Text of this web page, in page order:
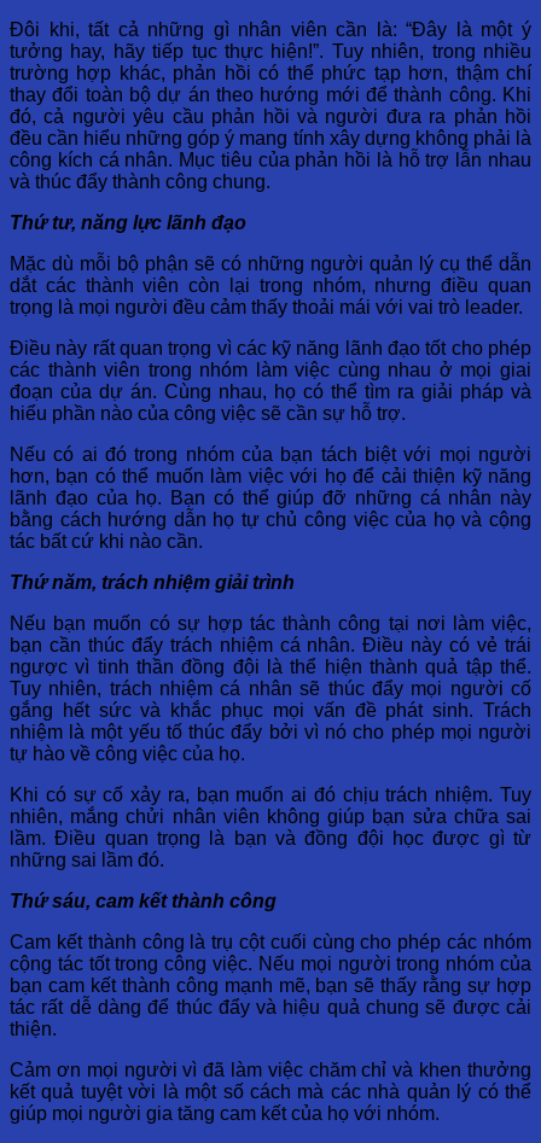
Đôi khi, tất cả những gì nhân viên cần là: “Đây là một ý
tưởng hay, hãy tiếp tục thực hiện!”. Tuy nhiên, trong nhiều
trường hợp khác, phản hồi có thể phức tạp hơn, thậm chí
thay đổi toàn bộ dự án theo hướng mới để thành công. Khi
đó, cả người yêu cầu phản hồi và người đưa ra phản hồi
đều cần hiểu những góp ý mang tính xây dựng không phải là
công kích cá nhân. Mục tiêu của phản hồi là hỗ trợ lẫn nhau
và thúc đẩy thành công chung.
Thứ tư, năng lực lãnh đạo
Mặc dù mỗi bộ phận sẽ có những người quản lý cụ thể dẫn
dắt các thành viên còn lại trong nhóm, nhưng điều quan
trọng là mọi người đều cảm thấy thoải mái với vai trò leader.
Điều này rất quan trọng vì các kỹ năng lãnh đạo tốt cho phép
các thành viên trong nhóm làm việc cùng nhau ở mọi giai
đoạn của dự án. Cùng nhau, họ có thể tìm ra giải pháp và
hiểu phần nào của công việc sẽ cần sự hỗ trợ.
Nếu có ai đó trong nhóm của bạn tách biệt với mọi người
hơn, bạn có thể muốn làm việc với họ để cải thiện kỹ năng
lãnh đạo của họ. Bạn có thể giúp đỡ những cá nhân này
bằng cách hướng dẫn họ tự chủ công việc của họ và cộng
tác bất cứ khi nào cần.
Thứ năm, trách nhiệm giải trình
Nếu bạn muốn có sự hợp tác thành công tại nơi làm việc,
bạn cần thúc đẩy trách nhiệm cá nhân. Điều này có vẻ trái
ngược vì tinh thần đồng đội là thể hiện thành quả tập thể.
Tuy nhiên, trách nhiệm cá nhân sẽ thúc đẩy mọi người cố
gắng hết sức và khắc phục mọi vấn đề phát sinh. Trách
nhiệm là một yếu tố thúc đẩy bởi vì nó cho phép mọi người
tự hào về công việc của họ.
Khi có sự cố xảy ra, bạn muốn ai đó chịu trách nhiệm. Tuy
nhiên, mắng chửi nhân viên không giúp bạn sửa chữa sai
lầm. Điều quan trọng là bạn và đồng đội học được gì từ
những sai lầm đó.
Thứ sáu, cam kết thành công
Cam kết thành công là trụ cột cuối cùng cho phép các nhóm
cộng tác tốt trong công việc. Nếu mọi người trong nhóm của
bạn cam kết thành công mạnh mẽ, bạn sẽ thấy rằng sự hợp
tác rất dễ dàng để thúc đẩy và hiệu quả chung sẽ được cải
thiện.
Cảm ơn mọi người vì đã làm việc chăm chỉ và khen thưởng
kết quả tuyệt vời là một số cách mà các nhà quản lý có thể
giúp mọi người gia tăng cam kết của họ với nhóm.